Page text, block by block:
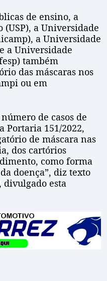
de ensino, a
(USP), a Universidade
a Universidade
a Universidade
também
das máscaras nos
ou em
de casos de
Portaria 151/2022,
de máscara nas
dos cartórios
como forma
doença”, diz texto
divulgado esta